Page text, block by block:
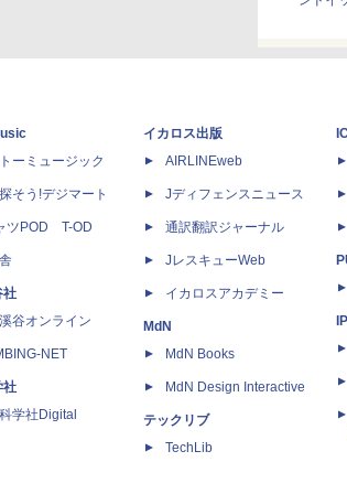
ーミュージック
そう!デジマート
ツPOD T-OD
社
谷オンライン
NET
社
学社Digital
イカロス出版
AIRLINEweb
Jディフェンスニュース
通訳翻訳ジャーナル
JレスキューWeb
イカロスアカデミー
MdN
MdN Books
MdN Design Interactive
テックリブ
TechLib